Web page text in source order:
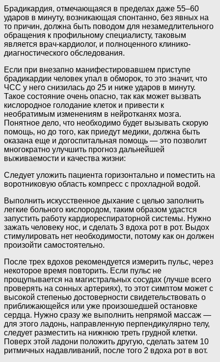
Брадикардия, отмечающаяся в пределах даже 55–60
ударов в минуту, возникающая спонтанно, без явных на
то причин, должна быть поводом для незамедлительного
обращения к профильному специалисту, таковым
является врач-кардиолог, и полноценного клинико-
диагностического обследования.
Если при внезапно манифестировавшем приступе
брадикардии человек упал в обморок, то это значит, что
ЧСС у него снизилась до 25 и ниже ударов в минуту.
Такое состояние очень опасно, так как может вызвать
кислородное голодание клеток и привести к
необратимым изменениям в нейротканях мозга.
Понятное дело, что необходимо будет вызывать скорую
помощь, но до того, как приедут медики, должна быть
оказана еще и догоспитальная помощь — это позволит
многократно улучшить прогноз дальнейшей
выживаемости и качества жизни:
Следует уложить пациента горизонтально и поместить на
воротниковую область компресс с прохладной водой.
Выполнить искусственное дыхание с целью заполнить
легкие больного кислородом, таким образом удастся
запустить работу кардиореспираторной системы. Нужно
зажать человеку нос, и сделать 3 вдоха рот в рот. Выдох
стимулировать нет необходимости, потому как он должен
произойти самостоятельно.
После трех вдохов рекомендуется измерить пульс, через
некоторое время повторить. Если пульс не
прощупывается на магистральных сосудах (лучше всего
проверять на сонных артериях), то этот симптом может с
высокой степенью достоверности свидетельствовать о
приближающейся или уже произошедшей остановке
сердца. Нужно сразу же выполнить непрямой массаж —
для этого ладонь, направленную перпендикулярно телу,
следует разместить на нижнюю треть грудной клетки.
Поверх этой ладони положить другую, сделать затем 10
ритмичных надавливаний, после того 2 вдоха рот в вот.